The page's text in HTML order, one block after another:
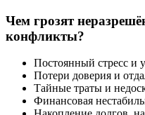
Чем грозят
конфликты?
Постоянный стресс и
Потери доверия и
Тайные траты и
Финансовая